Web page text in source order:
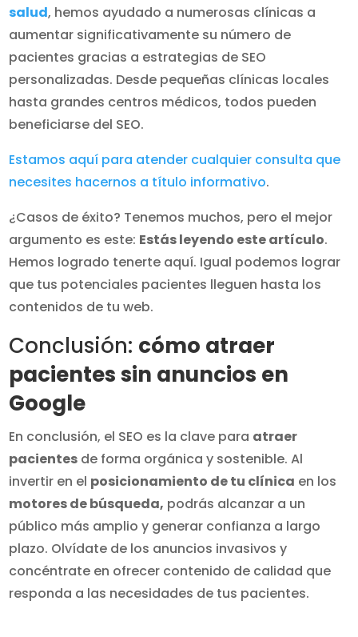
salud, hemos ayudado a numerosas clínicas a
aumentar significativamente su número de
pacientes gracias a estrategias de SEO
personalizadas. Desde pequeñas clínicas locales
hasta grandes centros médicos, todos pueden
beneficiarse del SEO.
Estamos aquí para atender cualquier consulta que
necesites hacernos a título informativo.
¿Casos de éxito? Tenemos muchos, pero el mejor
argumento es este: Estás leyendo este artículo.
Hemos logrado tenerte aquí. Igual podemos lograr
que tus potenciales pacientes lleguen hasta los
contenidos de tu web.
Conclusión: cómo atraer
pacientes sin anuncios en
Google
En conclusión, el SEO es la clave para atraer
pacientes de forma orgánica y sostenible. Al
invertir en el posicionamiento de tu clínica en los
motores de búsqueda, podrás alcanzar a un
público más amplio y generar confianza a largo
plazo. Olvídate de los anuncios invasivos y
concéntrate en ofrecer contenido de calidad que
responda a las necesidades de tus pacientes.